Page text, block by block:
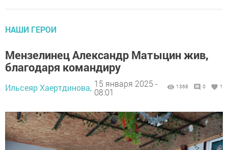
НАШИ ГЕРОИ
Мензелинец Александр Матыцин жив,
благодаря командиру
Ильсеяр Хаертдинова, 15 января 2025 -
08:01
1368 0 1